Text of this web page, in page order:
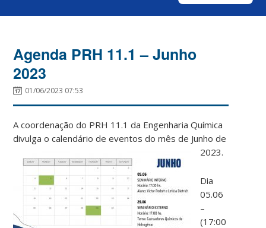
Agenda PRH 11.1 – Junho
2023
01/06/2023 07:53
A coordenação do PRH 11.1 da Engenharia Química
divulga o calendário de eventos do mês de Junho de
2023.
Dia
05.06
–
(17:00